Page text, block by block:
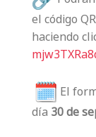
el código
haciendo
El
día 30 de